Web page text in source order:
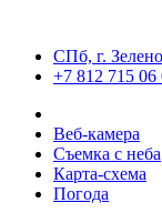
СПб, г.
+7 812 715 06
Веб-камера
Съемка с неба
Карта-схема
Погода